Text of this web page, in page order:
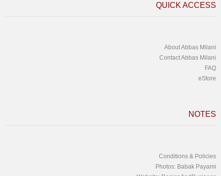
QUICK ACCESS
About Abbas Milani
Contact Abbas Milani
FAQ
eStore
NOTES
Conditions & Policies
Photos: Babak Payami